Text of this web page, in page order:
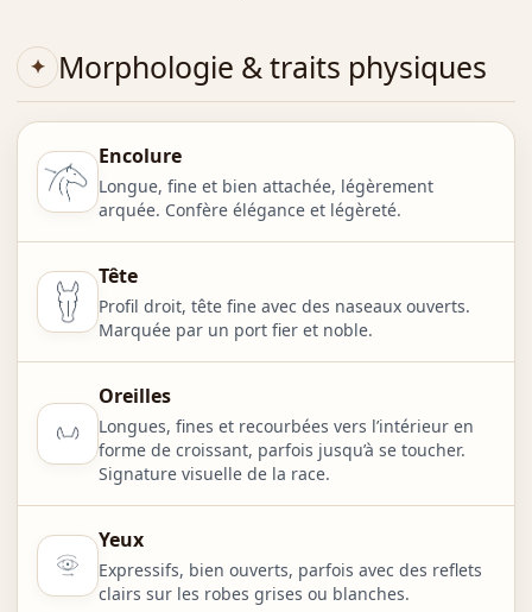
Morphologie & traits physiques
Encolure
Longue, fine et bien attachée, légèrement
arquée. Confère élégance et légèreté.
Tête
Profil droit, tête fine avec des naseaux ouverts.
Marquée par un port fier et noble.
Oreilles
Longues, fines et recourbées vers l’intérieur en
forme de croissant, parfois jusqu’à se toucher.
Signature visuelle de la race.
Yeux
Expressifs, bien ouverts, parfois avec des reflets
clairs sur les robes grises ou blanches.